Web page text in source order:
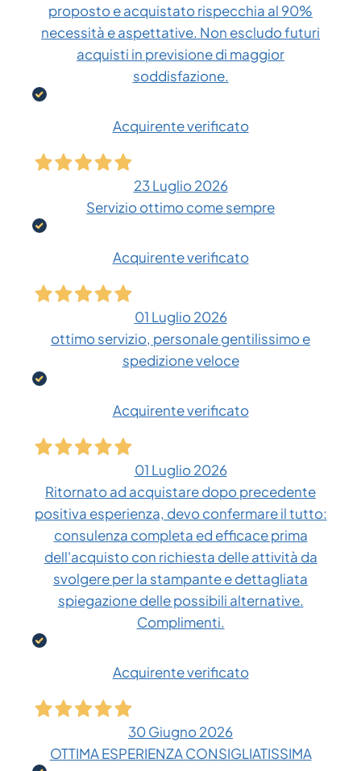
proposto e acquistato rispecchia al 90%
necessità e aspettative. Non escludo futuri
acquisti in previsione di maggior
soddisfazione.
Acquirente verificato
23 Luglio 2026
Servizio ottimo come sempre
Acquirente verificato
01 Luglio 2026
ottimo servizio, personale gentilissimo e
spedizione veloce
Acquirente verificato
01 Luglio 2026
Ritornato ad acquistare dopo precedente
positiva esperienza, devo confermare il tutto:
consulenza completa ed efficace prima
dell'acquisto con richiesta delle attività da
svolgere per la stampante e dettagliata
spiegazione delle possibili alternative.
Complimenti.
Acquirente verificato
30 Giugno 2026
OTTIMA ESPERIENZA CONSIGLIATISSIMA